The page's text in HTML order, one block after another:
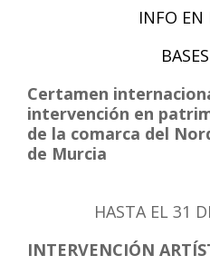
INFO EN
Certamen
intervención en
de la comarca del
de Murcia
HASTA EL 31
INTERVENCIÓN